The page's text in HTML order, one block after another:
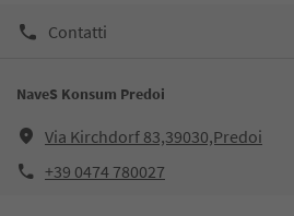
Contatti
NaveS Konsum Predoi
Via Kirchdorf 83,39030,Predoi
+39 0474 780027